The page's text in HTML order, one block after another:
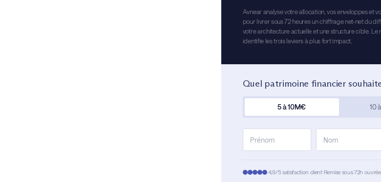
Avnear analyse votre allocation, vos enveloppes et
pour livrer sous 72 heures un chiffrage net-net du
votre architecture actuelle et une structure cible. Le
identifie les trois leviers à plus fort impact.
Quel patrimoine financier
5 à 10M€ 10
4,9/5 satisfaction client Remise sous 72h